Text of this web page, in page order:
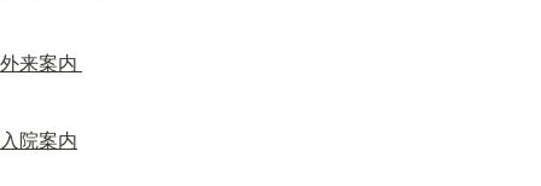
外来案内
入院案内